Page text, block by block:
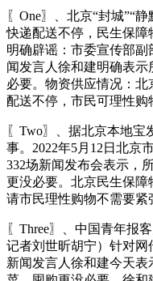
〖One〗、北京“封城”“
快递配送不停，民生保
明确辟谣：市委宣传部
闻发言人徐和建明确表
必要。物资供应情况：
配送不停，市民可理性购
〖Two〗、据北京本地
事。2022年5月12日北京
332场新闻发布会表示，
更没必要。北京民生保障
请市民理性购物不需要紧
〖Three〗、中国青年报
记者刘世昕胡宁）针对
新闻发言人徐和建今天